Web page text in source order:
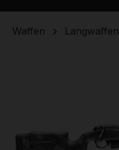
Waffen Langwaffen